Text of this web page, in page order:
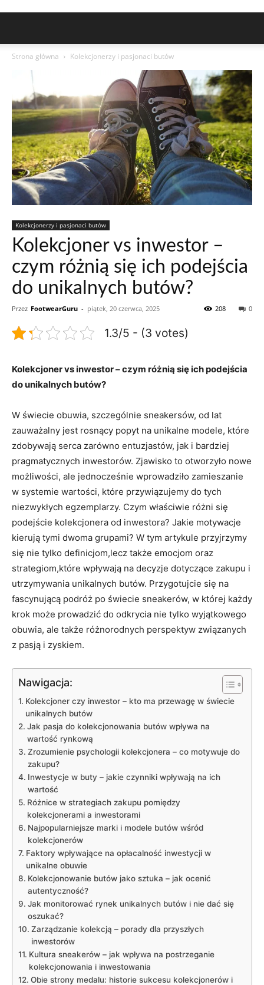
Strona główna Kolekcjonerzy i pasjonaci butów
Kolekcjonerzy i pasjonaci butów
Kolekcjoner vs inwestor –
czym różnią się ich podejścia
do unikalnych butów?
Przez FootwearGuru - piątek, 20 czerwca, 2025 0
208
1.3/5 - (3 votes)
Kolekcjoner vs inwestor – czym różnią się ich podejścia
do unikalnych butów?
W świecie obuwia, szczególnie sneakersów, od lat
zauważalny jest rosnący popyt na unikalne modele, które
zdobywają serca zarówno entuzjastów, jak i bardziej
pragmatycznych inwestorów. Zjawisko to otworzyło nowe
możliwości, ale jednocześnie wprowadziło zamieszanie
w systemie wartości, które przywiązujemy do tych
niezwykłych egzemplarzy. Czym właściwie różni się
podejście kolekcjonera od inwestora? Jakie motywacje
kierują tymi dwoma grupami? W tym artykule przyjrzymy
się nie tylko definicjom,lecz także emocjom oraz
strategiom,które wpływają na decyzje dotyczące zakupu i
utrzymywania unikalnych butów. Przygotujcie się na
fascynującą podróż po świecie sneakerów, w której każdy
krok może prowadzić do odkrycia nie tylko wyjątkowego
obuwia, ale także różnorodnych perspektyw związanych
z pasją i zyskiem.
Nawigacja:
Kolekcjoner czy inwestor – kto ma przewagę w świecie
unikalnych butów
Jak pasja do kolekcjonowania butów wpływa na
wartość rynkową
Zrozumienie psychologii kolekcjonera – co motywuje do
zakupu?
Inwestycje w buty – jakie czynniki wpływają na ich
wartość
Różnice w strategiach zakupu pomiędzy
kolekcjonerami a inwestorami
Najpopularniejsze marki i modele butów wśród
kolekcjonerów
Faktory wpływające na opłacalność inwestycji w
unikalne obuwie
Kolekcjonowanie butów jako sztuka – jak ocenić
autentyczność?
Jak monitorować rynek unikalnych butów i nie dać się
oszukać?
Zarządzanie kolekcją – porady dla przyszłych
inwestorów
Kultura sneakerów – jak wpływa na postrzeganie
kolekcjonowania i inwestowania
Obie strony medalu: historie sukcesu kolekcjonerów i